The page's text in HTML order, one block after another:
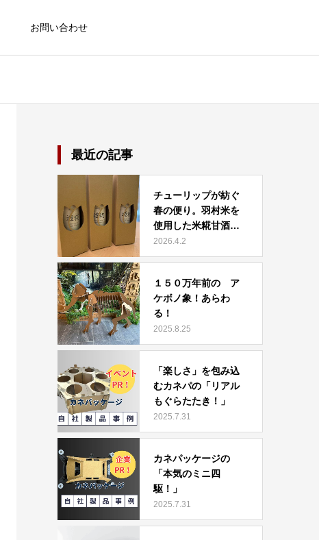
お問い合わせ
最近の記事
チューリップが紡ぐ
春の便り。羽村米を
使用した米糀甘酒
「透糀（…
2026.4.2
１５０万年前の ア
ケボノ象！あらわ
る！
2025.8.25
「楽しさ」を包み込
むカネパの「リアル
もぐらたたき！」
2025.7.31
カネパッケージの
「本気のミニ四
駆！」
2025.7.31